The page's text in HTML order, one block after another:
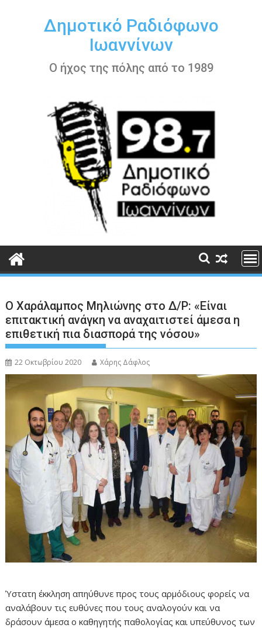
περιεχόμενοΔημοτικό Ραδιόφωνο
Ιωαννίνων
Ο ήχος της πόλης από το 1989
Ο Χαράλαμπος Μηλιώνης στο Δ/Ρ: «Είναι
επιτακτική ανάγκη να αναχαιτιστεί άμεσα η
επιθετική πια διασπορά της νόσου»
22 Οκτωβρίου 2020 Χάρης Δάφλος
Ύστατη έκκληση απηύθυνε προς τους αρμόδιους φορείς να
αναλάβουν τις ευθύνες που τους αναλογούν και να
δράσουν άμεσα ο καθηγητής παθολογίας και υπεύθυνος των